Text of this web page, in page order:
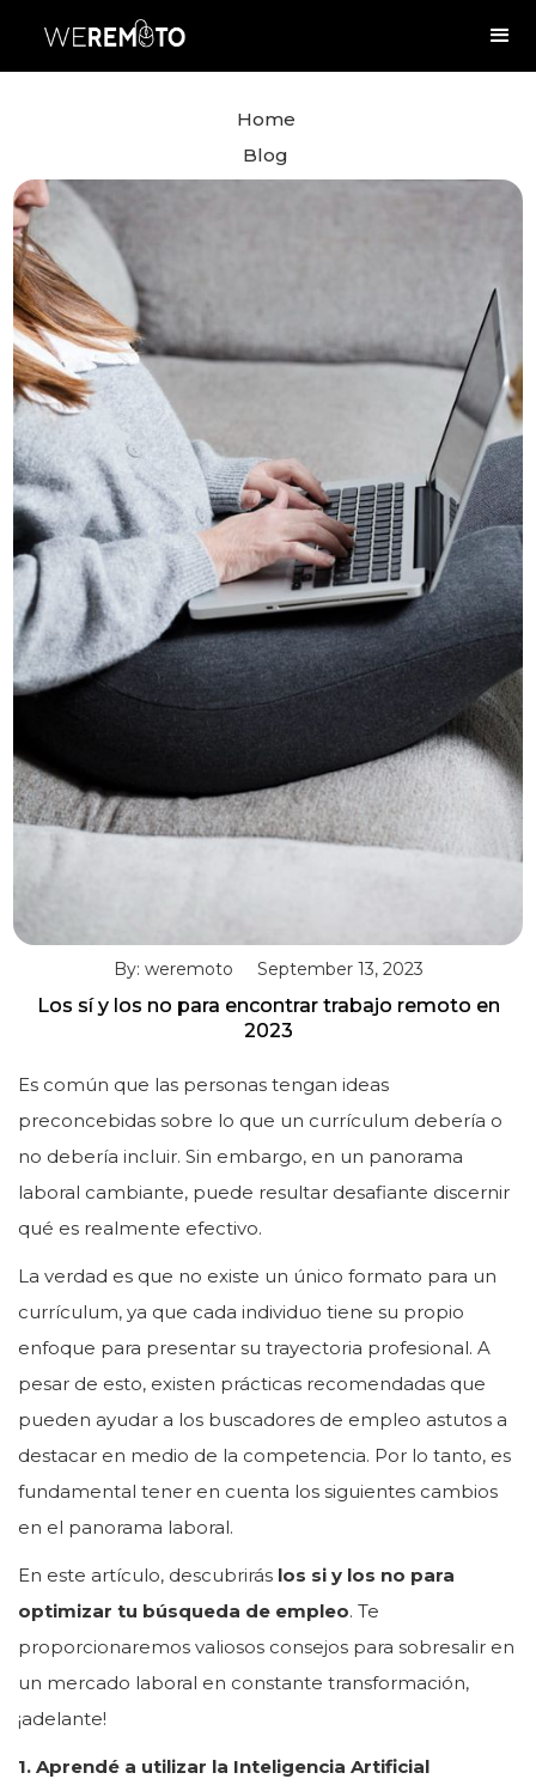
Home
Blog
By: weremoto September 13, 2023
Los sí y los no para encontrar trabajo remoto en
2023
Es común que las personas tengan ideas
preconcebidas sobre lo que un currículum debería o
no debería incluir. Sin embargo, en un panorama
laboral cambiante, puede resultar desafiante discernir
qué es realmente efectivo.
La verdad es que no existe un único formato para un
currículum, ya que cada individuo tiene su propio
enfoque para presentar su trayectoria profesional. A
pesar de esto, existen prácticas recomendadas que
pueden ayudar a los buscadores de empleo astutos a
destacar en medio de la competencia. Por lo tanto, es
fundamental tener en cuenta los siguientes cambios
en el panorama laboral.
En este artículo, descubrirás los si y los no para
optimizar tu búsqueda de empleo. Te
proporcionaremos valiosos consejos para sobresalir en
un mercado laboral en constante transformación,
¡adelante!
1. Aprendé a utilizar la Inteligencia Artificial